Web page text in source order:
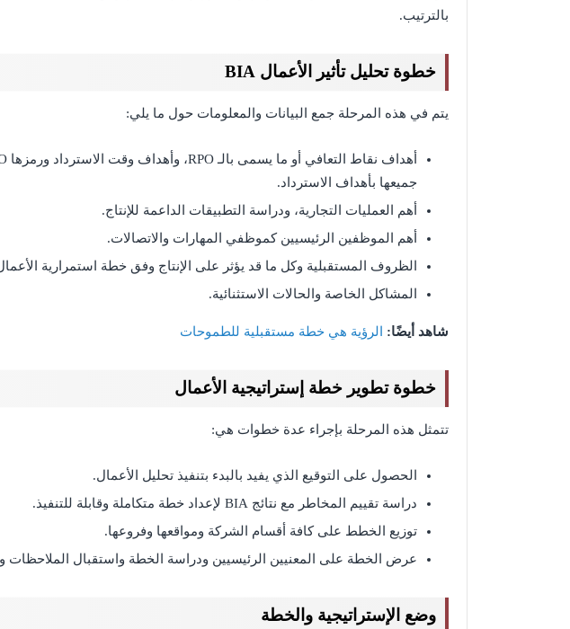
بالترتيب.
خطوة تحليل تأثير الأعمال BIA
يتم في هذه المرحلة جمع البيانات والمعلومات حول ما يلي:
جميعها بأهداف الاسترداد.
أهم العمليات التجارية، ودراسة التطبيقات الداعمة للإنتاج.
أهم الموظفين الرئيسيين كموظفي المهارات والاتصالات.
الظروف المستقبلية وكل ما قد يؤثر على الإنتاج وفق خطة استمرارية
المشاكل الخاصة والحالات الاستثنائية.
شاهد أيضًا: الرؤية هي خطة مستقبلية للطموحات
خطوة تطوير خطة إستراتيجية الأعمال
تتمثل هذه المرحلة بإجراء عدة خطوات هي:
الحصول على التوقيع الذي يفيد بالبدء بتنفيذ تحليل الأعمال.
دراسة تقييم المخاطر مع نتائج BIA لإعداد خطة متكاملة وقابلة للتنفيذ.
توزيع الخطط على كافة أقسام الشركة ومواقعها وفروعها.
عرض الخطة على المعنيين الرئيسيين ودراسة الخطة واستقبال الملاحظات
وضع الإستراتيجية والخطة